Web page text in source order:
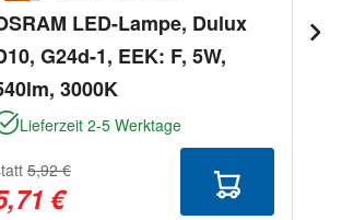
LED-Lampe, Dulux
G24d-1, EEK: F, 5W,
3000K
Lieferzeit 2-5 Werktage
5,92 €
€